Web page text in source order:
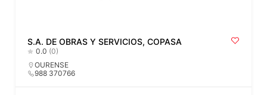
S.A. DE OBRAS Y SERVICIOS, COPASA
0.0 (0)
OURENSE
988 370766